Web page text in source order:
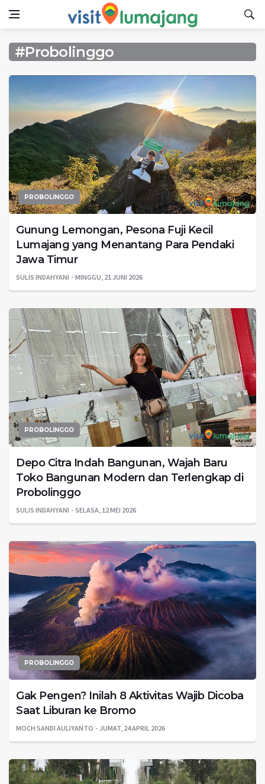
#Probolinggo
PROBOLINGGO
Gunung Lemongan, Pesona Fuji Kecil
Lumajang yang Menantang Para Pendaki
Jawa Timur
SULIS INDAHYANI MINGGU, 21 JUNI 2026
PROBOLINGGO
Depo Citra Indah Bangunan, Wajah Baru
Toko Bangunan Modern dan Terlengkap di
Probolinggo
SULIS INDAHYANI SELASA, 12 MEI 2026
PROBOLINGGO
Gak Pengen? Inilah 8 Aktivitas Wajib Dicoba
Saat Liburan ke Bromo
MOCH SANDI AULIYANTO JUMAT, 24 APRIL 2026